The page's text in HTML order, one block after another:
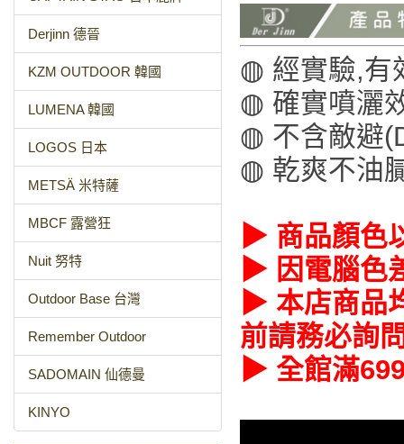
Derjinn 德晉
KZM OUTDOOR 韓國
LUMENA 韓國
LOGOS 日本
METSÄ 米特薩
MBCF 露營狂
Nuit 努特
Outdoor Base 台灣
Remember Outdoor
SADOMAIN 仙德曼
KINYO
◍ 經實驗,有
◍ 確實噴灑
◍ 不含敵避
◍ 乾爽不油
▶ 商品顏色
▶ 因電腦色
▶ 本店商品
前請務必詢
▶ 全館滿